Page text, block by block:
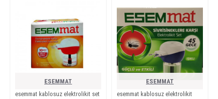
ESEMMAT
esemmat kablosuz elektroli̇ki̇t set
ESEMMAT
esemmat kablosuz elektroli̇ki̇t